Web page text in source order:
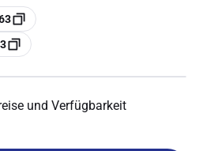
und Verfügbarkeit